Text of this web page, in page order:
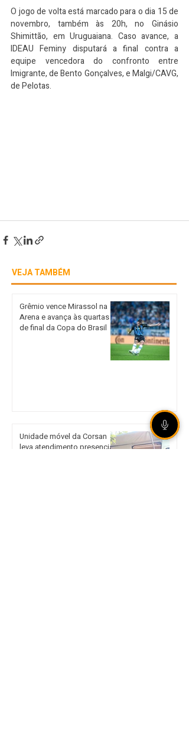
O jogo de volta está marcado para o dia 15 de
novembro, também às 20h, no Ginásio
Shimittão, em Uruguaiana. Caso avance, a
IDEAU Feminy disputará a final contra a
equipe vencedora do confronto entre
Imigrante, de Bento Gonçalves, e Malgi/CAVG,
de Pelotas.
VEJA TAMBÉM
Grêmio vence Mirassol na
Arena e avança às quartas
de final da Copa do Brasil
Unidade móvel da Corsan
leva atendimento presencial